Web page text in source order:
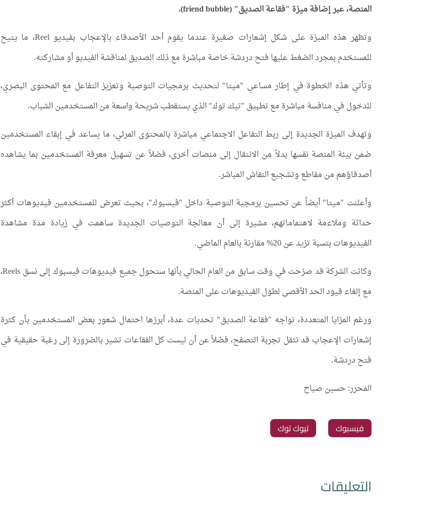
المنصة، عبر إضافة ميزة "فقاعة الصديق" (friend bubble).
وتظهر هذه الميزة على شكل إشعارات صغيرة عندما يقوم أحد الأصدقاء بالإعجاب بفيديو Reel، ما يتيح
للمستخدم بمجرد الضغط عليها فتح دردشة خاصة مباشرة مع ذلك الصديق لمناقشة الفيديو أو مشاركته.
وتأتي هذه الخطوة في إطار مساعي "ميتا" لتحديث برمجيات التوصية وتعزيز التفاعل مع المحتوى البصري،
للدخول في منافسة مباشرة مع تطبيق "تيك توك" الذي يستقطب شريحة واسعة من المستخدمين الشباب.
وتهدف الميزة الجديدة إلى ربط التفاعل الاجتماعي مباشرة بالمحتوى المرئي، ما يساعد في إبقاء المستخدمين
ضمن بيئة المنصة نفسها بدلاً من الانتقال إلى منصات أخرى، فضلاً عن تسهيل معرفة المستخدمين بما يشاهده
أصدقاؤهم من مقاطع وتشجيع النقاش المباشر.
وأعلنت "ميتا" أيضاً عن تحسين برمجية التوصية داخل "فيسبوك"، بحيث تعرض للمستخدمين فيديوهات أكثر
حداثة وملاءمة لاهتماماتهم، مشيرة إلى أن معالجة التوصيات الجديدة ساهمت في زيادة مدة مشاهدة
الفيديوهات بنسبة تزيد عن 20% مقارنة بالعام الماضي.
وكانت الشركة قد صرّحت في وقت سابق من العام الحالي بأنها ستحول جميع فيديوهات فيسبوك إلى نسق Reels،
مع إلغاء قيود الحد الأقصى لطول الفيديوهات على المنصة.
ورغم المزايا المتعددة، تواجه "فقاعة الصديق" تحديات عدة، أبرزها احتمال شعور بعض المستخدمين بأن كثرة
إشعارات الإعجاب قد تثقل تجربة التصفح، فضلاً عن أن ليست كل الفقاعات تشير بالضرورة إلى رغبة حقيقية في
فتح دردشة.
المحرر: حسين صباح
فيسبوك تيوك توك
التعليقات